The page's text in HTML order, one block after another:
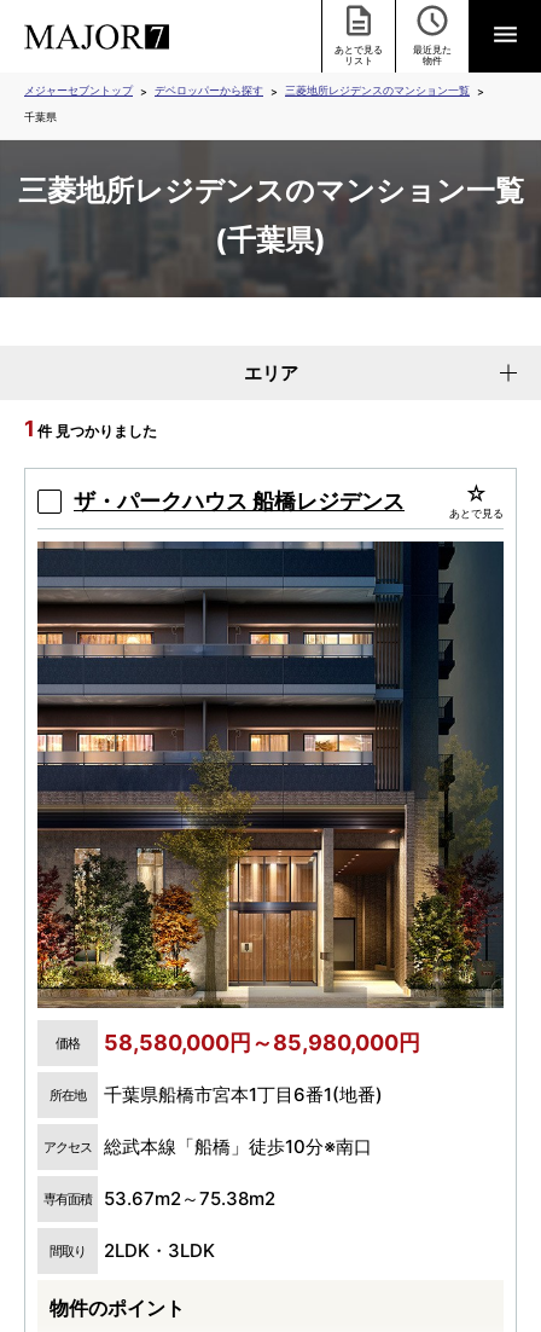
あとで見る
リスト
最近見た
物件
メジャーセブントップ デベロッパーから探す
三菱地所レジデンスのマンション一覧
千葉県
三菱地所レジデンスのマンション一覧
(千葉県)
エリア
1 件 見つかりました
ザ・パークハウス 船橋レジデンス あとで見る
価格 58,580,000円～85,980,000円
所在地 千葉県船橋市宮本1丁目6番1(地番)
アクセス 総武本線「船橋」徒歩10分※南口
専有面積 53.67m2～75.38m2
間取り 2LDK・3LDK
物件のポイント